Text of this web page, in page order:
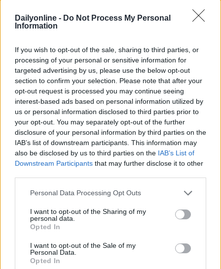
Dailyonline - Do Not Process My Personal
Information
If you wish to opt-out of the sale, sharing to third parties, or
processing of your personal or sensitive information for
targeted advertising by us, please use the below opt-out
section to confirm your selection. Please note that after your
opt-out request is processed you may continue seeing
interest-based ads based on personal information utilized by
us or personal information disclosed to third parties prior to
your opt-out. You may separately opt-out of the further
disclosure of your personal information by third parties on the
IAB’s list of downstream participants. This information may
also be disclosed by us to third parties on the IAB’s List of
Downstream Participants that may further disclose it to other
Personal Data Processing Opt Outs
I want to opt-out of the Sharing of my
personal data.
Opted In
I want to opt-out of the Sale of my
Personal Data.
Opted In
, Presidente di UNA. “Il percorso che
abbiamo intrapreso ci porta a riconoscere e premiare
non solo la qualità creativa, ma anche il valore che la
Questa serata rappresenta un momento di sintesi e
allo stesso tempo di slancio: un’occasione per mettere
al centro competenze, professionalità e capacità di
innovare”, ha aggiunto
Andrea Stillacci
, Founder
President diHEREZIE, Co-President di777e
Presidente di giuria di ICC25. “Questa sera abbiamo
realizzato un piccolo grande sogno: portare in
televisione l’Italia che Comunica. Un’Italia fatta di
talento, coraggio e visione, che ogni giorno crea valore
attraverso la forza delle idee. Le eccellenze celebrate
non rappresentano solo campagne, ma persone e
storie che ispirano. Abbiamo visto progetti capaci di
distinguersi per creatività e per quella scintilla iniziale
che diventa pensiero, progetto e impatto reale. È da lì
che nasce tutto: da un’idea che trova spazio e voce nel
mondo della comunicazione”, ha commentato Salvo
Ferrara
organizzatore del Premio. La serata sarà raccontata in
uno speciale suReal Time il 18 dicembre alle 21:30.